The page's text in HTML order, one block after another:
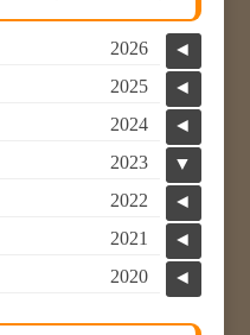
◄
2026
◄
2025
◄
2024
▼
2023
◄
2022
◄
2021
◄
2020